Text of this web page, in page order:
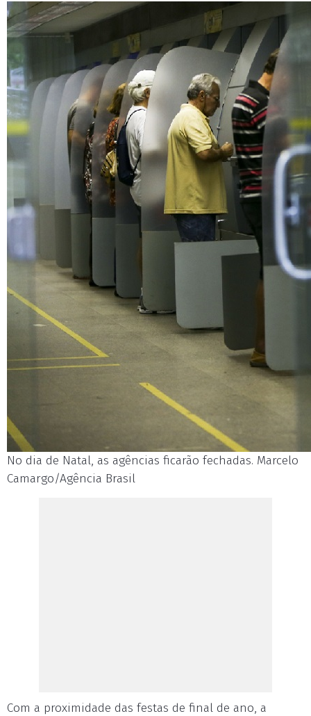
No dia de Natal, as agências ficarão fechadas. Marcelo
Camargo/Agência Brasil
Com a proximidade das festas de final de ano, a